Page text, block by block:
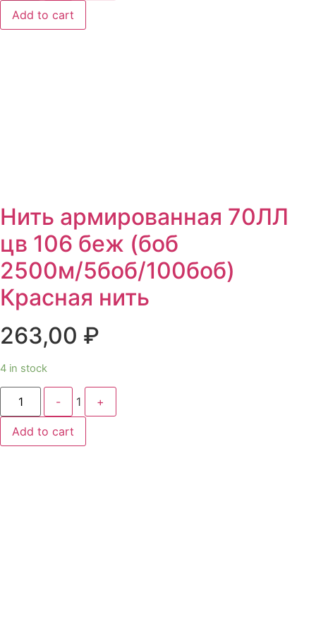
Add to cart
Нить армированная 70ЛЛ
цв 106 беж (боб
2500м/5боб/100боб)
Красная нить
263,00 ₽
4 in stock
Quantity
- 1 +
Add to cart